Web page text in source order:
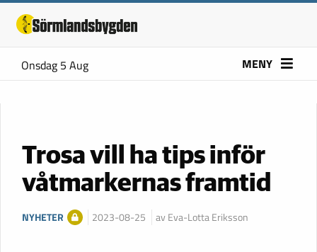
Onsdag 5 Aug MENY
Trosa vill ha tips inför
våtmarkernas framtid
NYHETER 2023-08-25 av Eva-Lotta Eriksson